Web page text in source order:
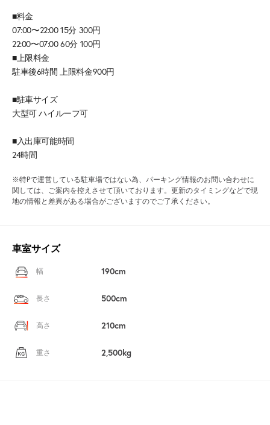
■料金
07:00〜22:00 15分 300円
22:00〜07:00 60分 100円
■上限料金
駐車後6時間 上限料金900円
■駐車サイズ
大型可 ハイルーフ可
■入出庫可能時間
24時間
※特Pで運営している駐車場ではない為、パーキング情報のお問い合わせに
関しては、ご案内を控えさせて頂いております。更新のタイミングなどで現
地の情報と差異がある場合がございますのでご了承ください。
車室サイズ
幅 190cm
長さ 500cm
高さ 210cm
重さ 2,500kg